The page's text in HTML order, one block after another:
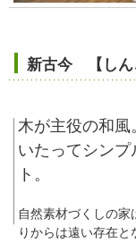
新古今 【しん
木が主役の和風
いたってシン
ト。
自然素材づくしの家
りからは遠い存在